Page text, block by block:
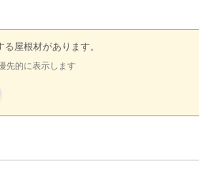
屋根材があります。
先的に表示します